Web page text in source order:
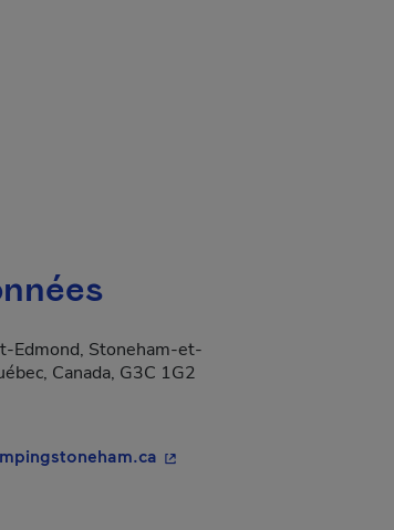
Edmond, Stoneham-et-
Canada, G3C 1G2
- Cet hyperlien s'ouvrira